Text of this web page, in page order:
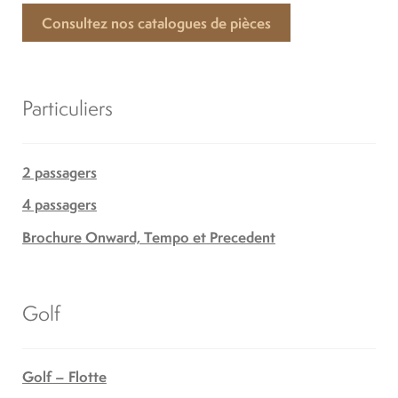
Consultez nos catalogues de pièces
Particuliers
2 passagers
4 passagers
Brochure Onward, Tempo et Precedent
Golf
Golf – Flotte